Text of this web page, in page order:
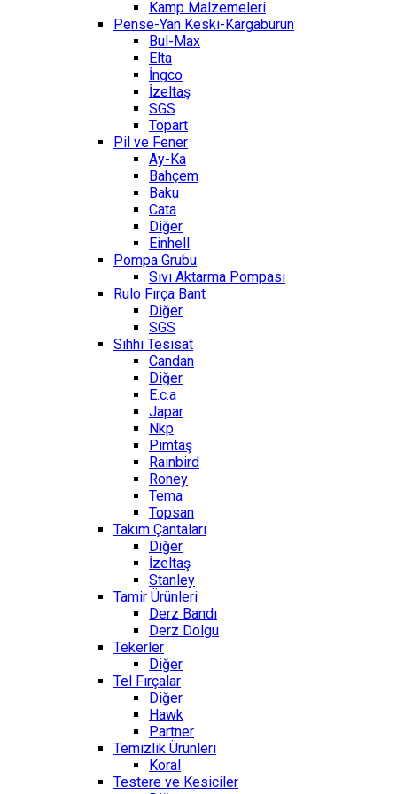
Kamp Malzemeleri
Pense-Yan Keski-Kargaburun
Bul-Max
Elta
İngco
İzeltaş
SGS
Topart
Pil ve Fener
Ay-Ka
Bahçem
Baku
Cata
Diğer
Einhell
Pompa Grubu
Sıvı Aktarma Pompası
Rulo Fırça Bant
Diğer
SGS
Sıhhı Tesisat
Candan
Diğer
E.c.a
Japar
Nkp
Pimtaş
Rainbird
Roney
Tema
Topsan
Takım Çantaları
Diğer
İzeltaş
Stanley
Tamir Ürünleri
Derz Bandı
Derz Dolgu
Tekerler
Diğer
Tel Fırçalar
Diğer
Hawk
Partner
Temizlik Ürünleri
Koral
Testere ve Kesiciler